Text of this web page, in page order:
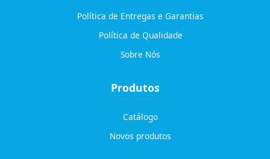
Política de Entregas e Garantias
Política de Qualidade
Sobre Nós
Produtos
Catálogo
Novos produtos